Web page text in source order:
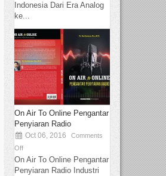
Indonesia Dari Era Analog
ke...
On Air To Online Pengantar
Penyiaran Radio
Oct 06, 2016
Comments
Off
On Air To Online Pengantar
Penyiaran Radio Industri